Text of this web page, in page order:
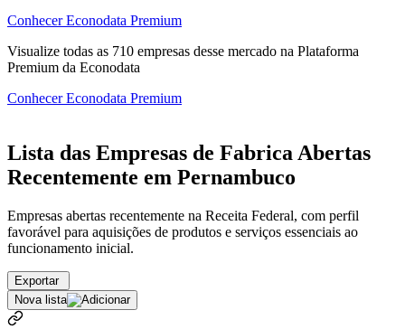
Conhecer Econodata Premium
Visualize todas as 710 empresas desse mercado na Plataforma
Premium da Econodata
Conhecer Econodata Premium
Lista das Empresas de Fabrica Abertas
Recentemente em Pernambuco
Empresas abertas recentemente na Receita Federal, com perfil
favorável para aquisições de produtos e serviços essenciais ao
funcionamento inicial.
Exportar
Nova lista